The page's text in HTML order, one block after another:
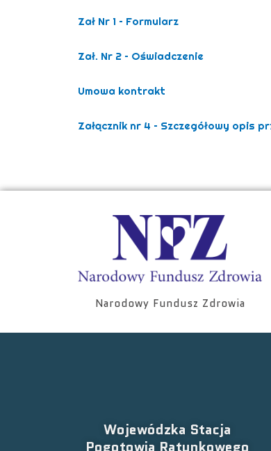
Zał Nr 1 – Formularz
Zał. Nr 2 – Oświadczenie
Umowa kontrakt
Załącznik nr 4 – Szczegółowy opis
Narodowy Fundusz Zdrowia
Wojewódzka Stacja
Pogotowia Ratunkowego